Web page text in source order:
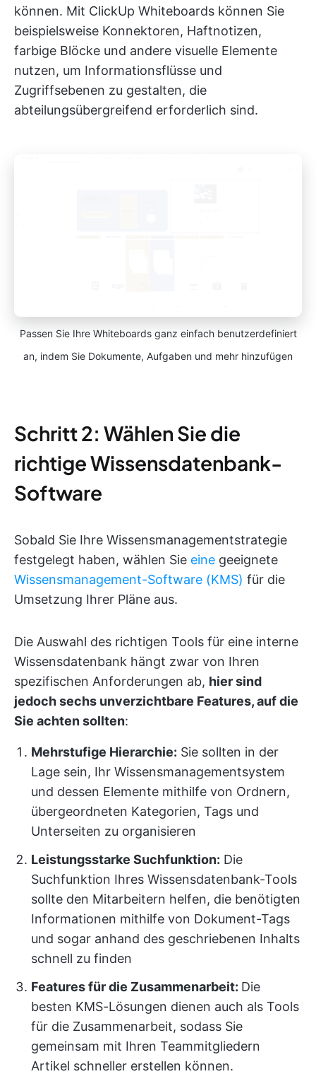
können. Mit ClickUp Whiteboards können Sie
beispielsweise Konnektoren, Haftnotizen,
farbige Blöcke und andere visuelle Elemente
nutzen, um Informationsflüsse und
Zugriffsebenen zu gestalten, die
abteilungsübergreifend erforderlich sind.
Passen Sie Ihre Whiteboards ganz einfach benutzerdefiniert
an, indem Sie Dokumente, Aufgaben und mehr hinzufügen
Schritt 2: Wählen Sie die
richtige Wissensdatenbank-
Software
Sobald Sie Ihre Wissensmanagementstrategie
festgelegt haben, wählen Sie eine geeignete
Wissensmanagement-Software (KMS) für die
Umsetzung Ihrer Pläne aus.
Die Auswahl des richtigen Tools für eine interne
Wissensdatenbank hängt zwar von Ihren
spezifischen Anforderungen ab, hier sind
jedoch sechs unverzichtbare Features, auf die
Sie achten sollten:
Mehrstufige Hierarchie: Sie sollten in der
Lage sein, Ihr Wissensmanagementsystem
und dessen Elemente mithilfe von Ordnern,
übergeordneten Kategorien, Tags und
Unterseiten zu organisieren
Leistungsstarke Suchfunktion: Die
Suchfunktion Ihres Wissensdatenbank-Tools
sollte den Mitarbeitern helfen, die benötigten
Informationen mithilfe von Dokument-Tags
und sogar anhand des geschriebenen Inhalts
schnell zu finden
Features für die Zusammenarbeit: Die
besten KMS-Lösungen dienen auch als Tools
für die Zusammenarbeit, sodass Sie
gemeinsam mit Ihren Teammitgliedern
Artikel schneller erstellen können.